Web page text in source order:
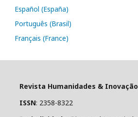
Español (España)
Português (Brasil)
Français (France)
Revista Humanidades & Inovação
ISSN: 2358-8322